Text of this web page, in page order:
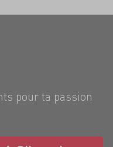
pour ta passion